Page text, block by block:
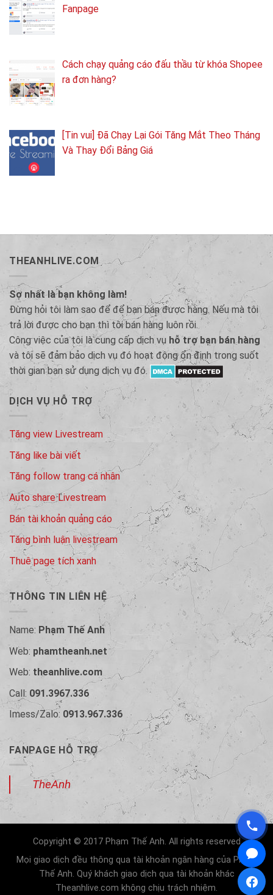
Fanpage
Cách chạy quảng cáo đấu thầu từ khóa Shopee
ra đơn hàng?
[Tin vui] Đã Chạy Lại Gói Tăng Mắt Theo Tháng
Và Thay Đổi Bảng Giá
THEANHLIVE.COM
Sợ nhất là bạn không làm!
Đừng hỏi tôi làm sao để để bạn bán được hàng. Nếu mà tôi
trả lời được cho bạn thì tôi bán hàng luôn rồi.
Công việc của tôi là cung cấp dịch vụ hỗ trợ bạn bán hàng
và tôi sẽ đảm bảo dịch vụ đó hoạt động ổn định trong suốt
thời gian bạn sử dụng dịch vụ đó.
DỊCH VỤ HỖ TRỢ
Tăng view Livestream
Tăng like bài viết
Tăng follow trang cá nhân
Auto share Livestream
Bán tài khoản quảng cáo
Tăng bình luận livestream
Thuê page tích xanh
THÔNG TIN LIÊN HỆ
Name: Phạm Thế Anh
Web: phamtheanh.net
Web: theanhlive.com
Call: 091.3967.336
Imess/Zalo: 0913.967.336
FANPAGE HỖ TRỢ
TheAnh
Copyright © 2017 Phạm Thế Anh. All rights reserved
Mọi giao dịch đều thông qua tài khoản ngân hàng của Phạm
Thế Anh. Quý khách giao dịch qua tài khoản khác
Theanhlive.com không chịu trách nhiệm.